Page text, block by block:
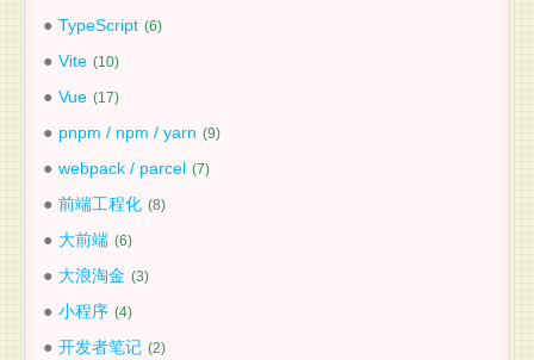
TypeScript 6
Vite 10
Vue 17
pnpm / npm / yarn 9
webpack / parcel 7
前端工程化 8
大前端 6
大浪淘金 3
小程序 4
开发者笔记 2